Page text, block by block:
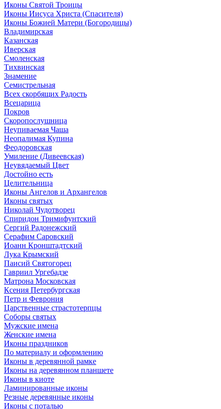
Иконы Святой Троицы
Иконы Иисуса Христа (Спасителя)
Иконы Божией Матери (Богородицы)
Владимирская
Казанская
Иверская
Смоленская
Тихвинская
Знамение
Семистрельная
Всех скорбящих Радость
Всецарица
Покров
Скоропослушница
Неупиваемая Чаша
Неопалимая Купина
Феодоровская
Умиление (Дивеевская)
Неувядаемый Цвет
Достойно есть
Целительница
Иконы Ангелов и Архангелов
Иконы святых
Николай Чудотворец
Спиридон Тримифунтский
Сергий Радонежский
Серафим Саровский
Иоанн Кронштадтский
Лука Крымский
Паисий Святогорец
Гавриил Ургебадзе
Матрона Московская
Ксения Петербургская
Петр и Феврония
Царственные страстотерпцы
Соборы святых
Мужские имена
Женские имена
Иконы праздников
По материалу и оформлению
Иконы в деревянной рамке
Иконы на деревянном планшете
Иконы в киоте
Ламинированные иконы
Резные деревянные иконы
Иконы с поталью